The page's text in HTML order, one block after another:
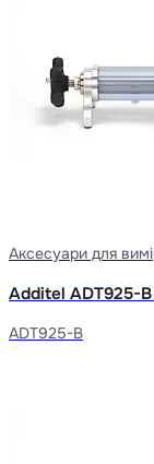
Аксесуари для
Additel ADT925-B
ADT925-B